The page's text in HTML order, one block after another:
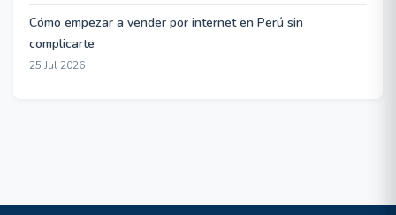
Cómo empezar a vender por internet en Perú sin
complicarte
25 Jul 2026